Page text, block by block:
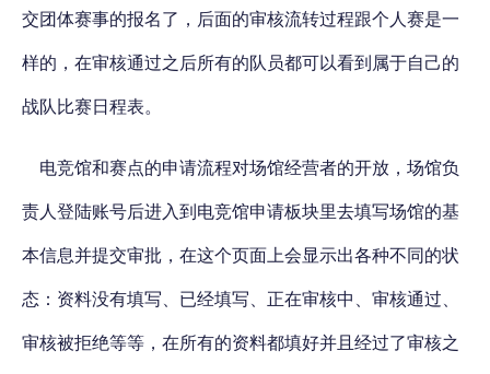
交团体赛事的报名了，后面的审核流转过程跟个人赛是一
样的，在审核通过之后所有的队员都可以看到属于自己的
战队比赛日程表。
电竞馆和赛点的申请流程对场馆经营者的开放，场馆负
责人登陆账号后进入到电竞馆申请板块里去填写场馆的基
本信息并提交审批，在这个页面上会显示出各种不同的状
态：资料没有填写、已经填写、正在审核中、审核通过、
审核被拒绝等等，在所有的资料都填好并且经过了审核之